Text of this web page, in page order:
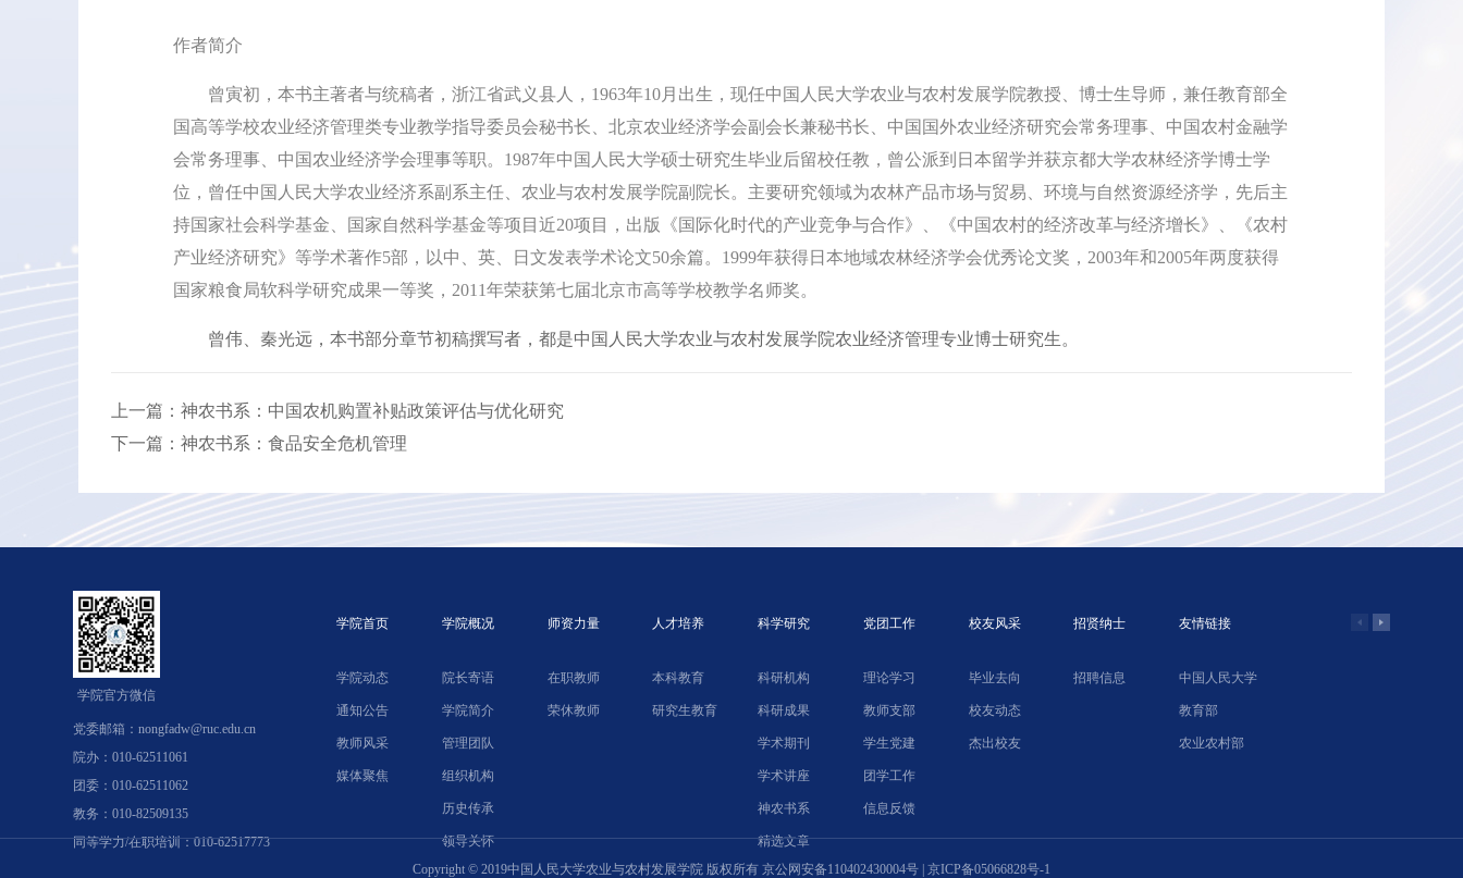
作者简介
曾寅初，本书主著者与统稿者，浙江省武义县人，1963年10月出生，现任中国人民大学农业与农村发展学院教授、博士生导师，兼任教育部全
国高等学校农业经济管理类专业教学指导委员会秘书长、北京农业经济学会副会长兼秘书长、中国国外农业经济研究会常务理事、中国农村金融学
会常务理事、中国农业经济学会理事等职。1987年中国人民大学硕士研究生毕业后留校任教，曾公派到日本留学并获京都大学农林经济学博士学
位，曾任中国人民大学农业经济系副系主任、农业与农村发展学院副院长。主要研究领域为农林产品市场与贸易、环境与自然资源经济学，先后主
持国家社会科学基金、国家自然科学基金等项目近20项目，出版《国际化时代的产业竞争与合作》、《中国农村的经济改革与经济增长》、《农村
产业经济研究》等学术著作5部，以中、英、日文发表学术论文50余篇。1999年获得日本地域农林经济学会优秀论文奖，2003年和2005年两度获得
国家粮食局软科学研究成果一等奖，2011年荣获第七届北京市高等学校教学名师奖。
曾伟、秦光远，本书部分章节初稿撰写者，都是中国人民大学农业与农村发展学院农业经济管理专业博士研究生。
上一篇：神农书系：中国农机购置补贴政策评估与优化研究
下一篇：神农书系：食品安全危机管理
学院官方微信
党委邮箱：nongfadw@ruc.edu.cn
院办：010-62511061
团委：010-62511062
教务：010-82509135
同等学力/在职培训：010-62517773
学院首页
学院动态
通知公告
教师风采
媒体聚焦
学院概况
院长寄语
学院简介
管理团队
组织机构
历史传承
领导关怀
师资力量
在职教师
荣休教师
人才培养
本科教育
研究生教育
科学研究
科研机构
科研成果
学术期刊
学术讲座
神农书系
精选文章
党团工作
理论学习
教师支部
学生党建
团学工作
信息反馈
校友风采
毕业去向
校友动态
杰出校友
招贤纳士
招聘信息
友情链接
中国人民大学
教育部
农业农村部
Copyright © 2019中国人民大学农业与农村发展学院 版权所有 京公网安备110402430004号 京ICP备05066828号-1